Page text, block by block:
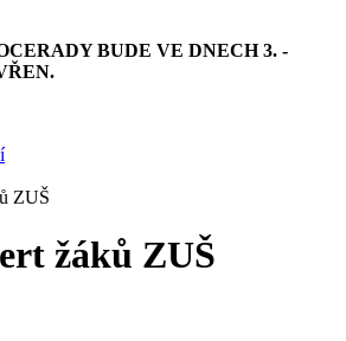
BUDE VE DNECH 3. -
ZUŠ
žáků ZUŠ